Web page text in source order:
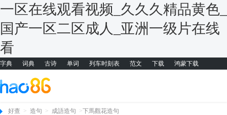
一区在线观看视频_久久久精品黄色_
国产一区二区成人_亚洲一级片在线
看
字典 词典 古诗 单词 列车时刻表 范文 下载 鸿蒙下载
好查 > 造句 > 成語造句 >下馬觀花造句